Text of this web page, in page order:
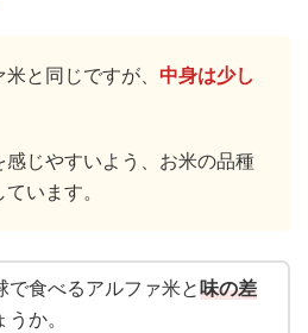
と同じですが、 中身は少し
じやすいよう、お米の品種
います。
で食べるアルファ米と味の差
か。